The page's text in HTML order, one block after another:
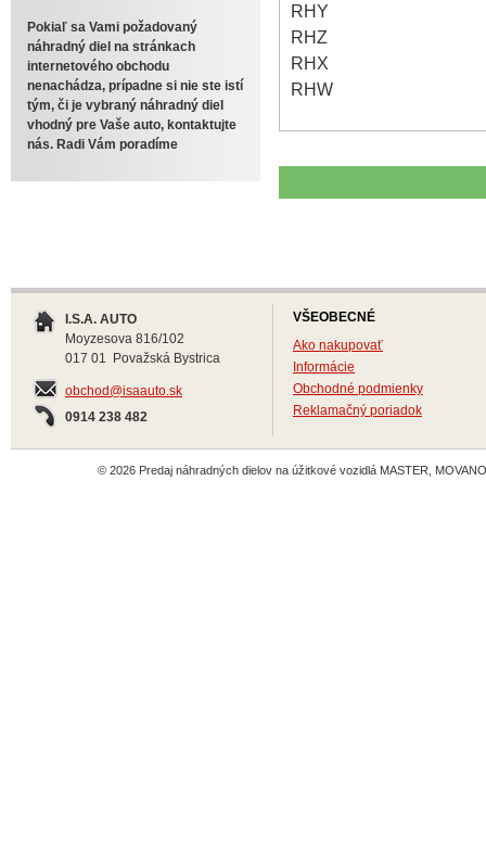
RHY
RHZ
RHX
RHW
Pokiaľ sa Vami požadovaný
náhradný diel na stránkach
internetového obchodu
nenachádza, prípadne si nie ste istí
tým, či je vybraný náhradný diel
vhodný pre Vaše auto, kontaktujte
nás. Radi Vám poradíme
I.S.A. AUTO
Moyzesova 816/102
017 01 Považská Bystrica
obchod@isaauto.sk
0914 238 482
VŠEOBECNÉ
Ako nakupovať
Informácie
Obchodné podmienky
Reklamačný poriadok
© 2026 Predaj náhradných dielov na úžitkové vozidlá MASTER,